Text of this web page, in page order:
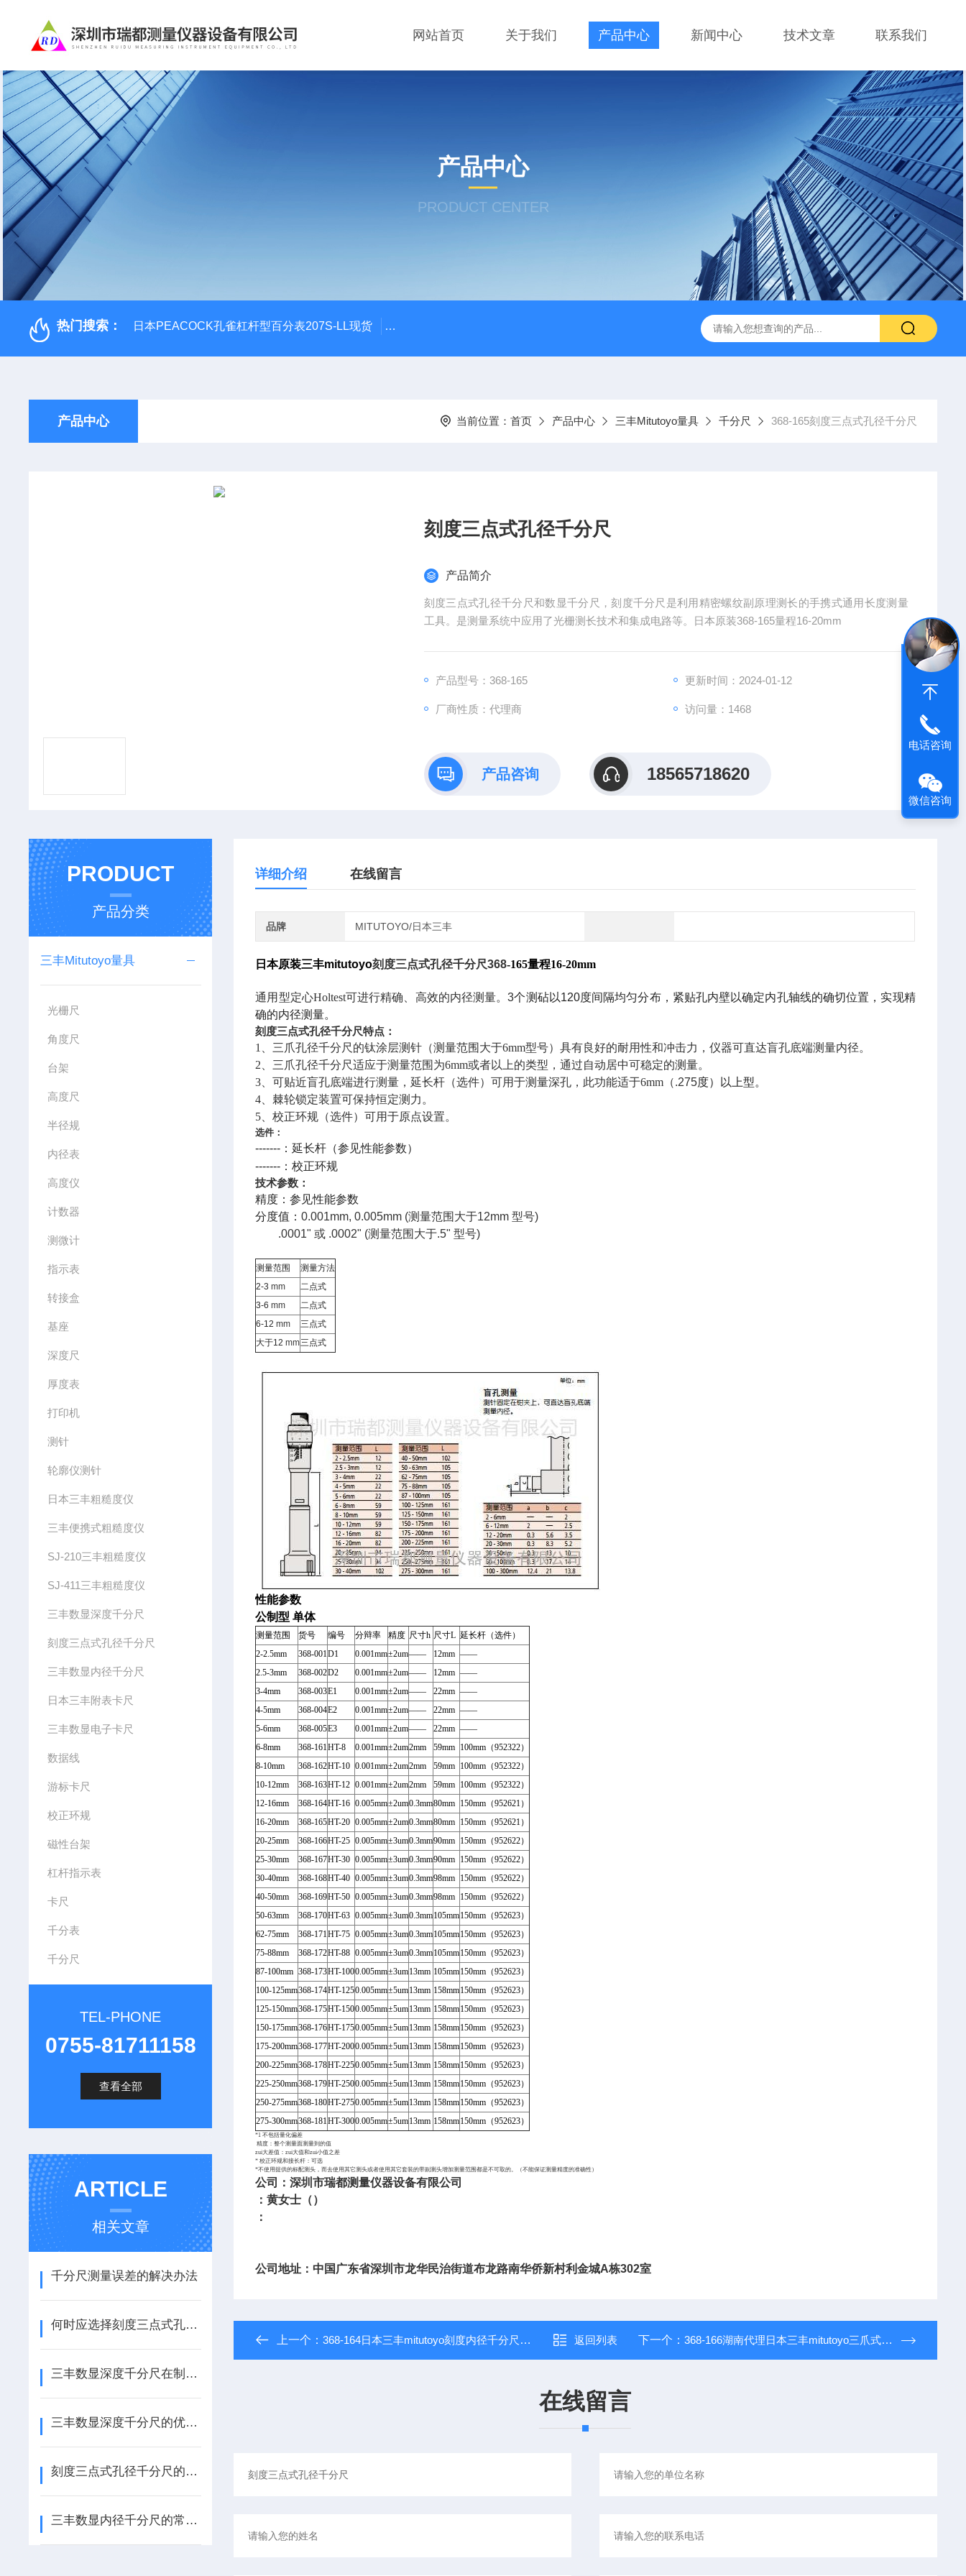
网站首页 关于我们 产品中心 新闻中心 技术文章 联系我们
产品中心
PRODUCT CENTER
热门搜索： 日本PEACOCK孔雀杠杆型百分表207S-LL现货 日本指针式PEACOCK孔雀杠杆百分表207F-T 深圳代理日本PEACOCK孔雀杠杆型百分表207 供应日本
产品中心 当前位置： 首页 产品中心 三丰Mitutoyo量具 千分尺 368-165刻度三点式孔径千分尺
刻度三点式孔径千分尺
产品简介
刻度三点式孔径千分尺和数显千分尺，刻度千分尺是利用精密螺纹副原理测长的手携式通用长度测量
工具。是测量系统中应用了光栅测长技术和集成电路等。日本原装368-165量程16-20mm
产品型号：368-165 更新时间：2024-01-12
厂商性质：代理商 访问量：1468
产品咨询 18565718620
PRODUCT
产品分类
三丰Mitutoyo量具
光栅尺
角度尺
台架
高度尺
半径规
内径表
高度仪
计数器
测微计
指示表
转接盒
基座
深度尺
厚度表
打印机
测针
轮廓仪测针
日本三丰粗糙度仪
三丰便携式粗糙度仪
SJ-210三丰粗糙度仪
SJ-411三丰粗糙度仪
三丰数显深度千分尺
刻度三点式孔径千分尺
三丰数显内径千分尺
日本三丰附表卡尺
三丰数显电子卡尺
数据线
游标卡尺
校正环规
磁性台架
杠杆指示表
卡尺
千分表
千分尺
TEL-PHONE
0755-81711158
查看全部
ARTICLE
相关文章
千分尺测量误差的解决办法
何时应选择刻度三点式孔径千分尺？
三丰数显深度千分尺在制造行业中的应用前景
三丰数显深度千分尺的优点与应用：精准测量从此变得简单
刻度三点式孔径千分尺的测量误差分析与修正
三丰数显内径千分尺的常见问题与解决方案
详细介绍 在线留言
品牌 MITUTOYO/日本三丰
日本原装三丰mitutoyo刻度三点式孔径千分尺368-165量程16-20mm
通用型定心Holtest可进行精确、高效的内径测量。3个测砧以120度间隔均匀分布，紧贴孔内壁以确定内孔轴线的确切位置，实现精
确的内径测量。
刻度三点式孔径千分尺特点：
1 、三爪孔径千分尺的钛涂层测针（测量范围大于6mm型号）具有良好的耐用性和冲击力，仪器可直达盲孔底端测量内径。
2、 三爪孔径千分尺适应于测量范围为6mm或者以上的类型，通过自动居中可稳定的测量。
3、可贴近盲孔底端进行测量，延长杆（选件）可用于测量深孔，此功能适于6mm （.275度）以上型。
4 、棘轮锁定装置可保持恒定测力。
5 、校正环规（选件）可用于原点设置。
选件：
------- ：延长杆（参见性能参数）
------- ：校正环规
技术参数：
精度：参见性能参数
分度值：0.001mm, 0.005mm (测量范围大于12mm型号)
.0001"或 .0002" (测量范围大于.5"型号)
测量范围
测量方法
2-3 mm
二点式
3-6 mm
二点式
6-12 mm
三点式
大于12 mm三点式
性能参数
公制型 单体
测量范围 货号 编号 分辩率 精度 尺寸h 尺寸L 延长杆（选件）
2-2.5mm
368-001D1 0.001mm±2um—— 12mm ——
2.5-3mm
368-002D2 0.001mm±2um—— 12mm ——
3-4mm
368-003E1 0.001mm±2um—— 22mm ——
4-5mm
368-004E2 0.001mm±2um—— 22mm ——
5-6mm
368-005E3 0.001mm±2um—— 22mm ——
6-8mm
368-161HT-8 0.001mm±2um2mm 59mm 100mm （952322）
8-10mm
368-162HT-10 0.001mm±2um2mm 59mm 100mm （952322）
10-12mm
368-163HT-12 0.001mm±2um2mm 59mm 100mm （952322）
12-16mm
368-164HT-16 0.005mm±2um0.3mm80mm 150mm （952621）
16-20mm
368-165HT-20 0.005mm±2um0.3mm80mm 150mm （952621）
20-25mm
368-166HT-25 0.005mm±3um0.3mm90mm 150mm （952622）
25-30mm
368-167HT-30 0.005mm±3um0.3mm90mm 150mm （952622）
30-40mm
368-168HT-40 0.005mm±3um0.3mm98mm 150mm （952622）
40-50mm
368-169HT-50 0.005mm±3um0.3mm98mm 150mm （952622）
50-63mm
368-170HT-63 0.005mm±3um0.3mm105mm150mm （952623）
62-75mm
368-171HT-75 0.005mm±3um0.3mm105mm150mm （952623）
75-88mm
368-172HT-88 0.005mm±3um0.3mm105mm150mm （952623）
87-100mm 368-173HT-1000.005mm±3um13mm 105mm150mm （952623）
100-125mm368-174HT-1250.005mm±5um13mm 158mm150mm （952623）
125-150mm368-175HT-1500.005mm±5um13mm 158mm150mm （952623）
150-175mm368-176HT-1750.005mm±5um13mm 158mm150mm （952623）
175-200mm368-177HT-2000.005mm±5um13mm 158mm150mm （952623）
200-225mm368-178HT-2250.005mm±5um13mm 158mm150mm （952623）
225-250mm368-179HT-2500.005mm±5um13mm 158mm150mm （952623）
250-275mm368-180HT-2750.005mm±5um13mm 158mm150mm （952623）
275-300mm368-181HT-3000.005mm±5um13mm 158mm150mm （952623）
*1 不包括量化偏差
精度：整个测量面测量到的值
zui大差值：zui大值和zui小值之差
* 校正环规和接长杆：可选
*不使用提供的标配测头，而去使用其它测头或者使用其它套装的带副测头增加测量范围都是不可取的。（不能保证测量精度的准确性）
公司：深圳市瑞都测量仪器设备有限公司
：黄女士（）
：
公司地址：中国广东省深圳市龙华民治街道布龙路南华侨新村利金城A栋302室
上一个：368-164日本三丰mitutoyo刻度内径千分尺368-164孔径千分尺* 返回列表 下一个： 368-166湖南代理日本三丰mitutoyo三爪式孔径千分尺368-166量程20-25mm
在线留言
电话咨询
微信咨询